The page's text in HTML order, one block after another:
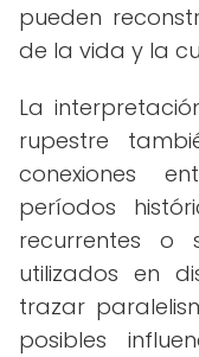
pueden
de la vida y la
La
rupestre
conexiones
períodos
recurrentes o
utilizados en
trazar
posibles